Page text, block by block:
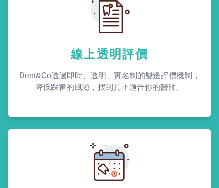
線上透明評價
Dent&Co透過即時、透明、實名制的雙邊評價機制，
降低踩雷的風險，找到真正適合你的醫師。